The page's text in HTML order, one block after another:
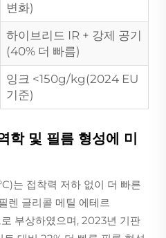
변화)
하이브리드 IR + 강제 공기
(40% 더 빠름)
잉크 <150g/kg(2024 EU
기준)
학 및 필름 형성에 미
는 접착력 저하 없이 더 빠른
렌 글리콜 메틸 에테르
부상하였으며, 2023년 기판